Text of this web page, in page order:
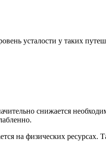
усталости у таких
снижается
на физических ресурсах.